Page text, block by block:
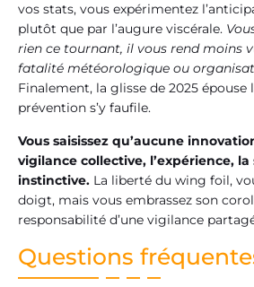
vos stats, vous expérimentez
plutôt que par l’augure viscérale.
rien ce tournant, il vous rend moins
fatalité météorologique ou
Finalement, la glisse de 2025 épouse
prévention s’y faufile.
Vous saisissez qu’aucune
vigilance collective, l’expérience,
instinctive. La liberté du wing foil,
doigt, mais vous embrassez son
responsabilité d’une vigilance
Questions